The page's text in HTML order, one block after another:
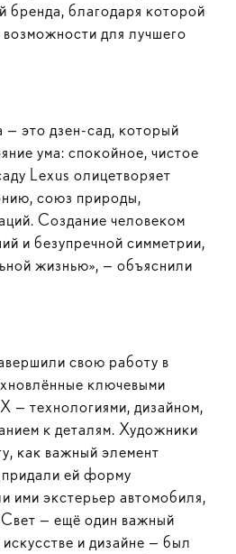
бренда, благодаря которой
для лучшего
— это дзен-сад, который
ума: спокойное, чистое
Lexus олицетворяет
союз природы,
Создание человеком
и безупречной симметрии,
жизнью», — объяснили
свою работу в
ключевыми
— технологиями, дизайном,
к деталям. Художники
как важный элемент
придали ей форму
ими экстерьер автомобиля,
— ещё один важный
и дизайне — был